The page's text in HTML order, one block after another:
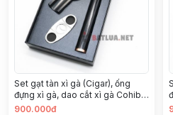
Set gạt tàn xì gà (Cigar), ống
đựng xì gà, dao cắt xì gà Cohiba
Màu Đen
900.000đ